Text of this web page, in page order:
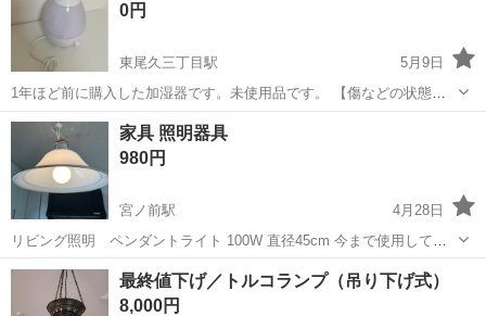
＼未経験スタート...
0円
東尾久三丁目駅
5月9日
1年ほど前に購入した加湿器です。未使用品です。 【傷などの状態】
とくに目立った傷はありません。 【アピールポイント】未使用品です
【希望取引場所】東尾久/町屋/千代田線沿線 【希望取引日時】5月9日
まで、できるだけ早くとり...
東京 荒川区 東尾久三丁目駅
家具 照明器具
980円
宮ノ前駅
4月28日
リビング照明 ペンダントライト 100W 直径45cm 今まで使用してい
た照明器具です。 細かな傷、塗装の剥がれなどございます。 ご理解い
ただける方の購入をお待ちしております。
東京 荒川区 宮ノ前駅 照明器具 ペンダントライト
最終値下げ／トルコランプ（吊り下げ式）
8,000円